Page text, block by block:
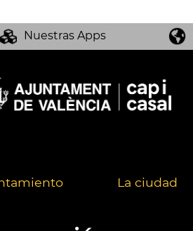
Nuestras Apps
La ciudad